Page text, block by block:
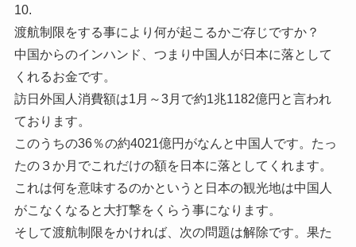
10.
渡航制限をする事により何が起こるかご存じですか？
中国からのインハンド、つまり中国人が日本に落として
くれるお金です。
訪日外国人消費額は1月～3月で約1兆1182億円と言われ
ております。
このうちの36％の約4021億円がなんと中国人です。たっ
たの３か月でこれだけの額を日本に落としてくれます。
これは何を意味するのかというと日本の観光地は中国人
がこなくなると大打撃をくらう事になります。
そして渡航制限をかければ、次の問題は解除です。果た